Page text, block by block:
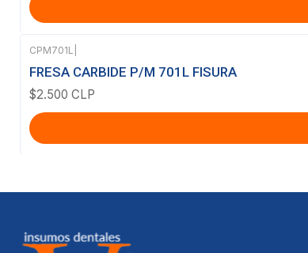
CPM701L
FRESA CARBIDE P/M 701L FISURA
$2.500 CLP